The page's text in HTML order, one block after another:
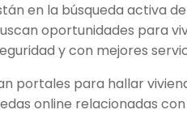
en la búsqueda activa
oportunidades para
y con mejores
portales para hallar
online relacionadas